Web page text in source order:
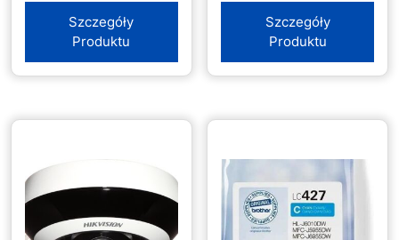
Szczegóły
Produktu
Szczegóły
Produktu